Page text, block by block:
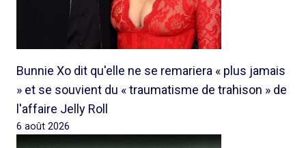
Bunnie Xo dit qu'elle ne se remariera « plus jamais
» et se souvient du « traumatisme de trahison » de
l'affaire Jelly Roll
6 août 2026